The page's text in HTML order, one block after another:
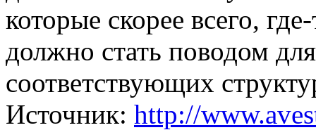
которые скорее всего,
должно стать поводом
соответствующих
Источник: http://